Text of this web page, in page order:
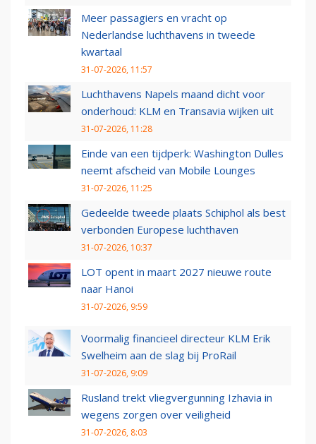
Meer passagiers en vracht op
Nederlandse luchthavens in tweede
kwartaal
31-07-2026, 11:57
Luchthavens Napels maand dicht voor
onderhoud: KLM en Transavia wijken uit
31-07-2026, 11:28
Einde van een tijdperk: Washington Dulles
neemt afscheid van Mobile Lounges
31-07-2026, 11:25
Gedeelde tweede plaats Schiphol als best
verbonden Europese luchthaven
31-07-2026, 10:37
LOT opent in maart 2027 nieuwe route
naar Hanoi
31-07-2026, 9:59
Voormalig financieel directeur KLM Erik
Swelheim aan de slag bij ProRail
31-07-2026, 9:09
Rusland trekt vliegvergunning Izhavia in
wegens zorgen over veiligheid
31-07-2026, 8:03